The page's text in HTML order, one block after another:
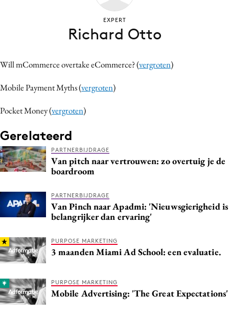
Customer Experience
Design
Digital transformation
Diversiteit
Effectiviteit
Influencer marketing
Interne communicatie
Media
Merkstrategie
Programmatic
Purpose Marketing
Will mCommerce overtake eCommerce? (vergroten)
Mobile Payment Myths (vergroten)
Pocket Money (vergroten)
Gerelateerd
PARTNERBIJDRAGE
Van pitch naar vertrouwen: zo overtuig je de
boardroom
PARTNERBIJDRAGE
Van Pinch naar Apadmi: 'Nieuwsgierigheid is
belangrijker dan ervaring'
PURPOSE MARKETING
3 maanden Miami Ad School: een evaluatie.
PURPOSE MARKETING
Mobile Advertising: 'The Great Expectations'
EXPERT
Richard Otto